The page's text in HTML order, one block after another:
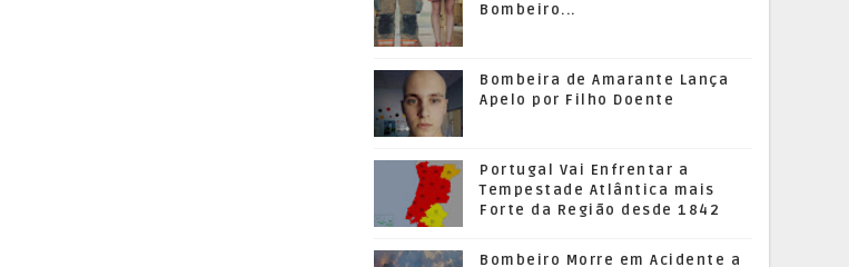
Bombeiro...
Bombeira de Amarante Lança
Apelo por Filho Doente
Portugal Vai Enfrentar a
Tempestade Atlântica mais
Forte da Região desde 1842
Bombeiro Morre em Acidente a